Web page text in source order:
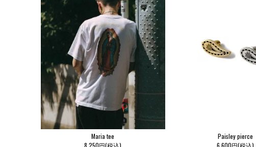
Maria tee
Paisley pierce